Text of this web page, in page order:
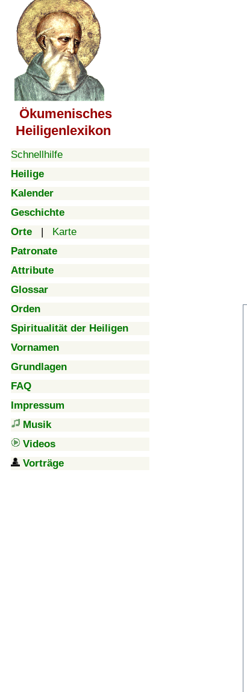
Ökumenisches
Heiligenlexikon
Schnellhilfe
Heilige
Kalender
Geschichte
Orte | Karte
Patronate
Attribute
Glossar
Orden
Spiritualität der Heiligen
Vornamen
Grundlagen
FAQ
Impressum
Musik
Videos
Vorträge